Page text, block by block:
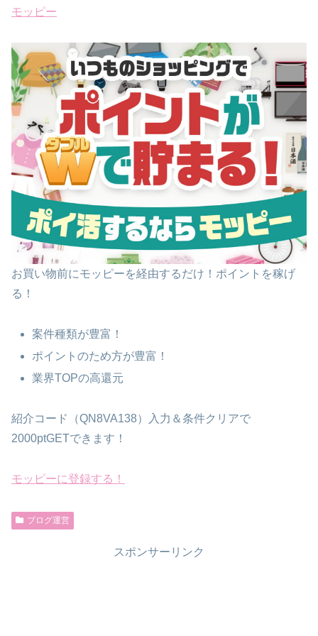
モッピー
お買い物前にモッピーを経由するだけ！ポイントを稼げ
る！
案件種類が豊富！
ポイントのため方が豊富！
業界TOPの高還元
紹介コード（QN8VA138）入力＆条件クリアで
2000ptGETできます！
モッピーに登録する！
ブログ運営
スポンサーリンク